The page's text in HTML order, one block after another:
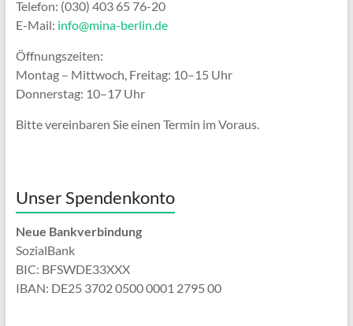
Telefon: (030) 403 65 76-20
E-Mail: info@mina-berlin.de
Öffnungszeiten:
Montag – Mittwoch, Freitag: 10–15 Uhr
Donnerstag: 10–17 Uhr
Bitte vereinbaren Sie einen Termin im Voraus.
Unser Spendenkonto
Neue Bankverbindung
SozialBank
BIC: BFSWDE33XXX
IBAN: DE25 3702 0500 0001 2795 00